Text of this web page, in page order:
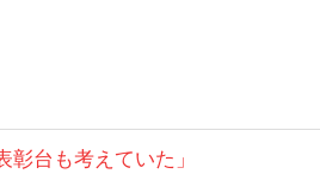
台も考えていた」